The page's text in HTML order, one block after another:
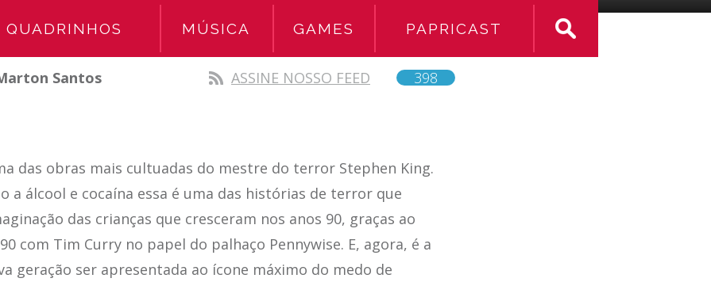
QUADRINHOS MÚSICA GAMES PAPRICAST
Santos ASSINE NOSSO FEED 398
das obras mais cultuadas do mestre do terror Stephen King.
a álcool e cocaína essa é uma das histórias de terror que
das crianças que cresceram nos anos 90, graças ao
com Tim Curry no papel do palhaço Pennywise. E, agora, é a
geração ser apresentada ao ícone máximo do medo de